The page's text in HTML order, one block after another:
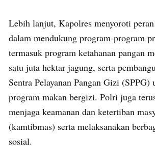
Lebih lanjut, Kapolres menyoroti
dalam mendukung program-program
termasuk program ketahanan pangan
satu juta hektar jagung, serta
Sentra Pelayanan Pangan Gizi
program makan bergizi. Polri juga
menjaga keamanan dan ketertiban
(kamtibmas) serta melaksanakan
sosial.